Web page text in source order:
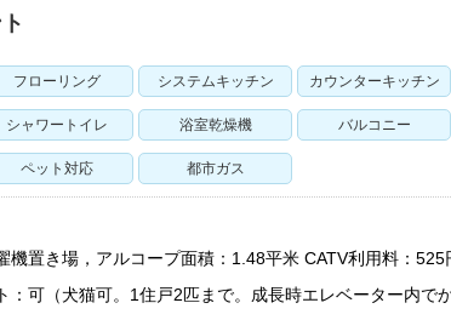
フローリング システムキッチン カウンターキッチン
シャワートイレ 浴室乾燥機 バルコニー
ペット対応 都市ガス
機置き場，アルコープ面積：1.48平米 CATV利用料：
：可（犬猫可。1住戸2匹まで。成長時エレベーター内